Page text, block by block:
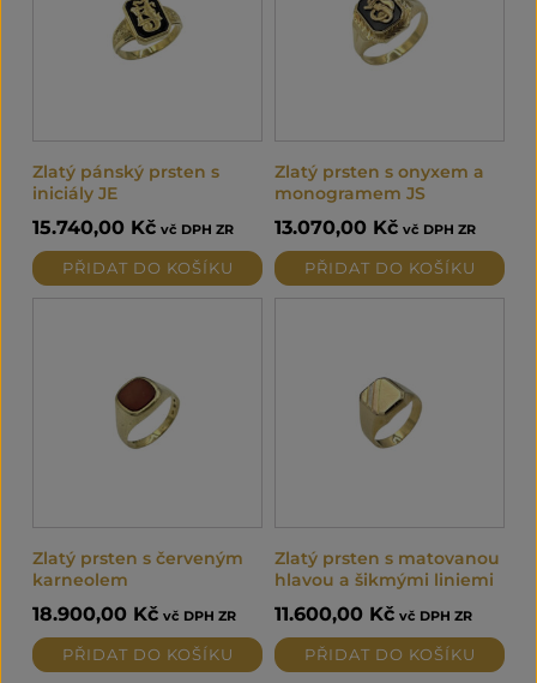
Zlatý pánský prsten s
iniciály JE
15.740,00 Kč vč DPH ZR
PŘIDAT DO KOŠÍKU
Zlatý prsten s onyxem a
monogramem JS
13.070,00 Kč vč DPH ZR
PŘIDAT DO KOŠÍKU
Zlatý prsten s červeným
karneolem
18.900,00 Kč vč DPH ZR
PŘIDAT DO KOŠÍKU
Zlatý prsten s matovanou
hlavou a šikmými liniemi
11.600,00 Kč vč DPH ZR
PŘIDAT DO KOŠÍKU